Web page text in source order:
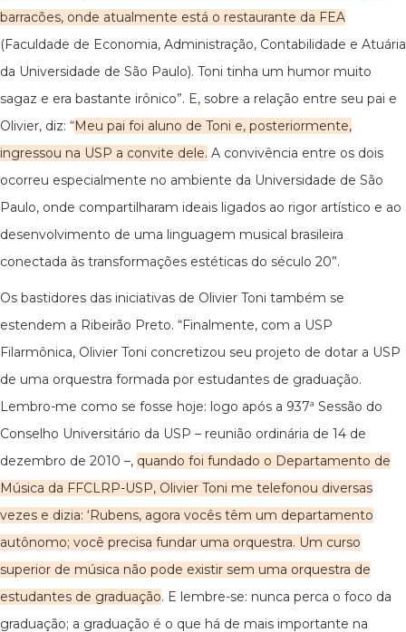
barracões, onde atualmente está o restaurante da FEA
(Faculdade de Economia, Administração, Contabilidade e Atuária
da Universidade de São Paulo). Toni tinha um humor muito
sagaz e era bastante irônico”. E, sobre a relação entre seu pai e
Olivier, diz: “Meu pai foi aluno de Toni e, posteriormente,
ingressou na USP a convite dele. A convivência entre os dois
ocorreu especialmente no ambiente da Universidade de São
Paulo, onde compartilharam ideais ligados ao rigor artístico e ao
desenvolvimento de uma linguagem musical brasileira
conectada às transformações estéticas do século 20”.
Os bastidores das iniciativas de Olivier Toni também se
estendem a Ribeirão Preto. “Finalmente, com a USP
Filarmônica, Olivier Toni concretizou seu projeto de dotar a USP
de uma orquestra formada por estudantes de graduação.
Lembro-me como se fosse hoje: logo após a 937ª Sessão do
Conselho Universitário da USP – reunião ordinária de 14 de
dezembro de 2010 –, quando foi fundado o Departamento de
Música da FFCLRP-USP, Olivier Toni me telefonou diversas
vezes e dizia: ‘Rubens, agora vocês têm um departamento
autônomo; você precisa fundar uma orquestra. Um curso
superior de música não pode existir sem uma orquestra de
estudantes de graduação. E lembre-se: nunca perca o foco da
graduação; a graduação é o que há de mais importante na